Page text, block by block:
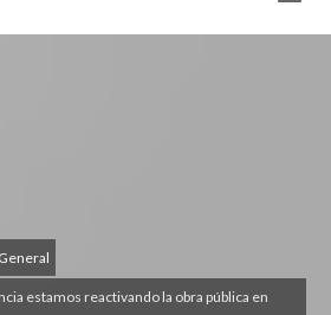
estamos reactivando la obra pública en